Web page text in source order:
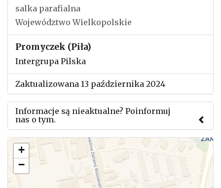
salka parafialna
Województwo Wielkopolskie
Promyczek (Piła)
Intergrupa Pilska
Zaktualizowana 13 października 2024
Informacje są nieaktualne? Poinformuj
nas o tym.
Użyj tego formularza aby przesłać informację o
zmianach w powyższym mityngu.
+
−